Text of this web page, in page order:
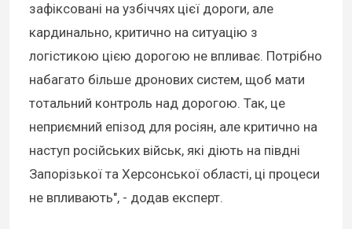
зафіксовані на узбіччях цієї дороги, але
кардинально, критично на ситуацію з
логістикою цією дорогою не впливає. Потрібно
набагато більше дронових систем, щоб мати
тотальний контроль над дорогою. Так, це
неприємний епізод для росіян, але критично на
наступ російських військ, які діють на півдні
Запорізької та Херсонської області, ці процеси
не впливають", - додав експерт.